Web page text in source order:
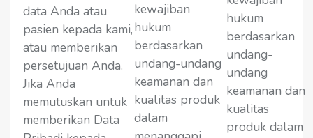
data Anda atau
pasien kepada kami,
atau memberikan
persetujuan Anda.
Jika Anda
memutuskan untuk
memberikan Data
kewajiban
hukum
berdasarkan
undang-undang
keamanan dan
kualitas produk
dalam
hukum
berdasarkan
undang-
undang
keamanan dan
kualitas
produk dalam